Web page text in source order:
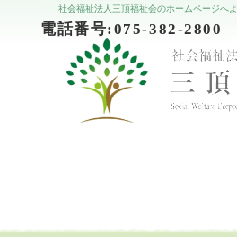
社会福祉法人三頂福祉会のホームページへ
電話番号:075-382-